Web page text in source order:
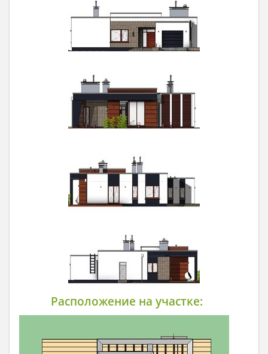
Расположение на участке: